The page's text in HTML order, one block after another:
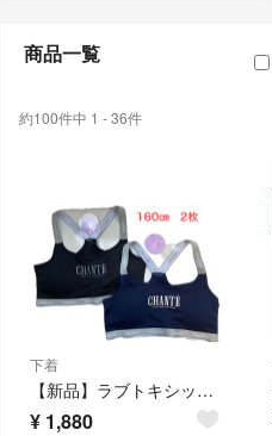
商品一覧
約100件中 1 - 36件
下着
【新品】ラブトキシック カップ付き ハーフトップ ジュニアブラ 160㎝ 2枚 ブラック ネイビー パット取り外し可能
¥ 1,880